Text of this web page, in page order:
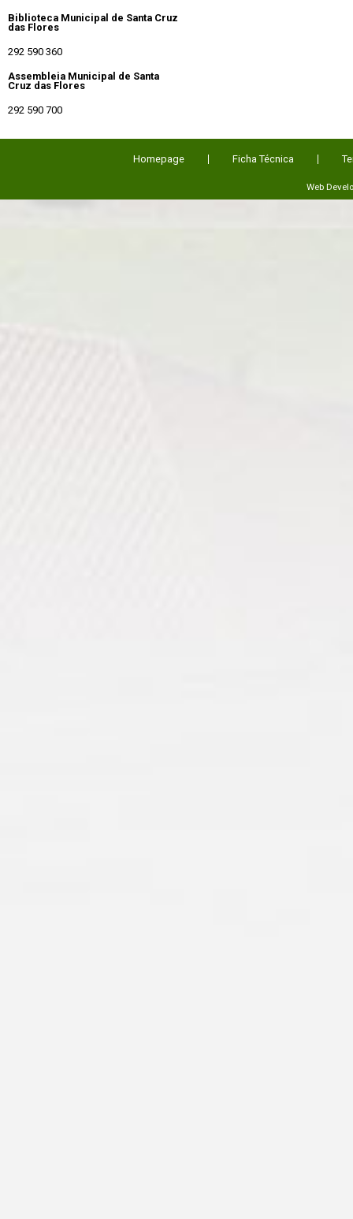
Biblioteca Municipal de Santa Cruz
das Flores
292 590 360
Assembleia Municipal de Santa
Cruz das Flores
292 590 700
Homepage Ficha Técnica
Web